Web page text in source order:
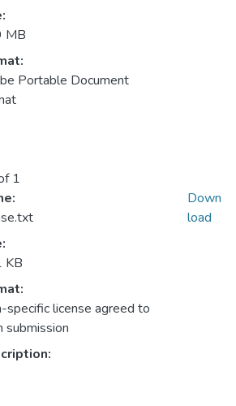
MB
Portable Document
1
KB
specific license agreed to
submission
Down
load